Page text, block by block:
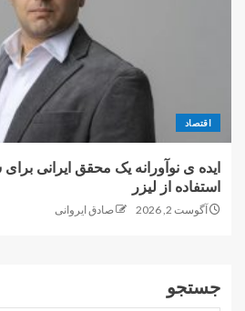
اقتصاد
ایده ی نوآورانه یک محقق ایرانی
استفاده از لیزر
آگوست 2, 2026 صادق ایروانی
جستجو